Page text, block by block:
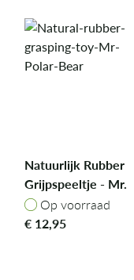
Natuurlijk Rubber
Grijpspeeltje - Mr.
Polar Bear
Op voorraad
Op voorraad
€ 12,95